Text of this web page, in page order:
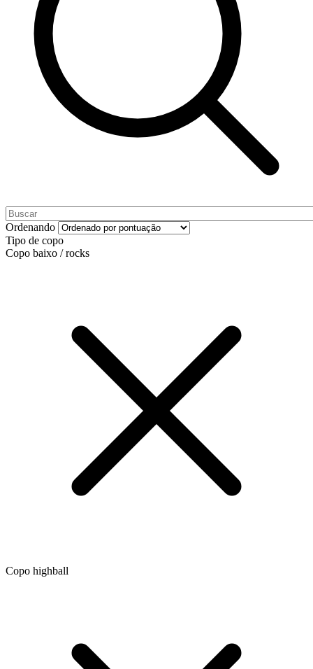
Ordenando
Tipo de copo
Copo baixo / rocks
Copo highball